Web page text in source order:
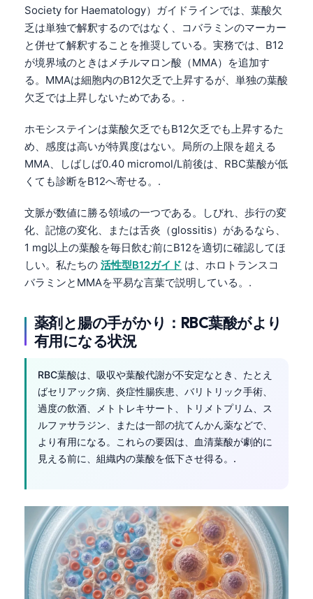
Society for Haematology）ガイドラインでは、葉酸欠
乏は単独で解釈するのではなく、コバラミンのマーカー
と併せて解釈することを推奨している。実務では、B12
が境界域のときはメチルマロン酸（MMA）を追加す
る。MMAは細胞内のB12欠乏で上昇するが、単独の葉酸
欠乏では上昇しないためである。.
ホモシステインは葉酸欠乏でもB12欠乏でも上昇するた
め、感度は高いが特異度はない。局所の上限を超える
MMA、しばしば0.40 micromol/L前後は、RBC葉酸が低
くても診断をB12へ寄せる。.
文脈が数値に勝る領域の一つである。しびれ、歩行の変
化、記憶の変化、または舌炎（glossitis）があるなら、
1 mg以上の葉酸を毎日飲む前にB12を適切に確認してほ
しい。私たちの 活性型B12ガイド は、ホロトランスコ
バラミンとMMAを平易な言葉で説明している。.
薬剤と腸の手がかり：RBC葉酸がより
有用になる状況
RBC葉酸は、吸収や葉酸代謝が不安定なとき、たとえ
ばセリアック病、炎症性腸疾患、バリトリック手術、
過度の飲酒、メトトレキサート、トリメトプリム、ス
ルファサラジン、または一部の抗てんかん薬などで、
より有用になる。これらの要因は、血清葉酸が劇的に
見える前に、組織内の葉酸を低下させ得る。.
سنڌي
සිංහල
অসমীয়া
Galego
Euskara
Gàidhlig
Occitan
العربية المغربية
Монгол
ພາສາລາວ
Cebuano
ئۇيغۇرچە
Кыргызча
Беларуская мова
Esperanto
Frysk
Norsk bokmål